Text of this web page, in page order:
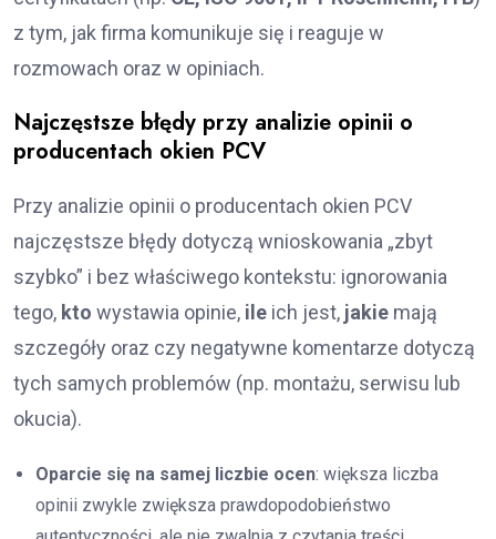
z tym, jak firma komunikuje się i reaguje w
rozmowach oraz w opiniach.
Najczęstsze błędy przy analizie opinii o
producentach okien PCV
Przy analizie opinii o producentach okien PCV
najczęstsze błędy dotyczą wnioskowania „zbyt
szybko” i bez właściwego kontekstu: ignorowania
tego, kto wystawia opinie, ile ich jest, jakie mają
szczegóły oraz czy negatywne komentarze dotyczą
tych samych problemów (np. montażu, serwisu lub
okucia).
Oparcie się na samej liczbie ocen: większa liczba
opinii zwykle zwiększa prawdopodobieństwo